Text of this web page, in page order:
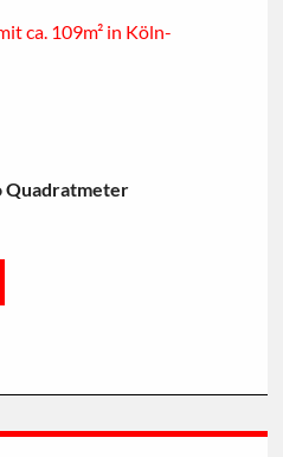
ca. 109m² in Köln-
Quadratmeter